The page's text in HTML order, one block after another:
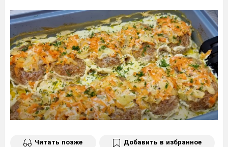
Читать позже Добавить в избранное